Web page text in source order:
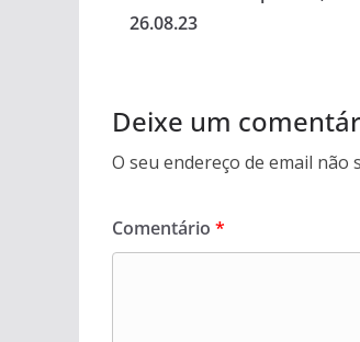
26.08.23
Deixe um
O seu endereço de email não
Comentário *